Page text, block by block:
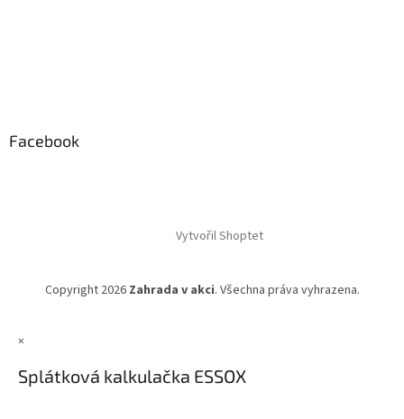
Facebook
Vytvořil Shoptet
Copyright 2026 Zahrada v akci. Všechna práva vyhrazena.
×
Splátková kalkulačka ESSOX